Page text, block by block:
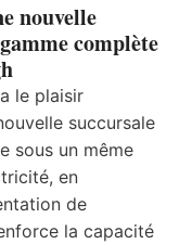
nouvelle
complète
le plaisir
succursale
sous un même
en
de
la capacité